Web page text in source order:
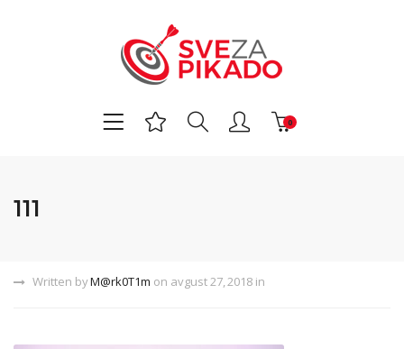
0
111
Written byM@rk0T1m on avgust 27, 2018 in